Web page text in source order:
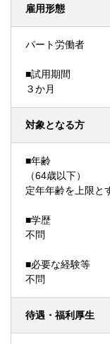
雇用形態
パート労働者
■試用期間
３か月
対象となる方
■年齢
（64歳以下）
定年年齢を上限と
■学歴
不問
■必要な経験等
不問
待遇・福利厚生